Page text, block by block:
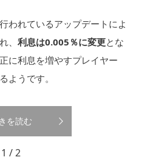
われているアップデートによ
、 利息は0.005％に変更とな
に利息を増やすプレイヤー
ようです。
を読む
1 / 2